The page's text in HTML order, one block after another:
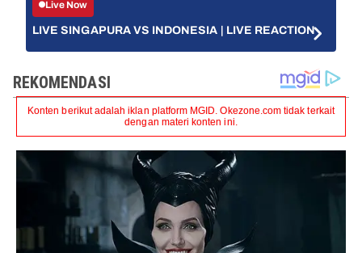
Live Now
LIVE SINGAPURA VS INDONESIA | LIVE REACTION